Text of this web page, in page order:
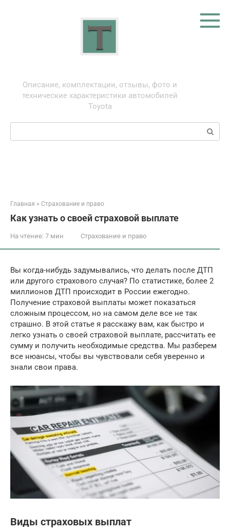
Описание, комплектации, отзывы, фото и
технические характеристики автомобилей
Toyota
Поиск:
Главная » Страхование и право
Как узнать о своей страховой выплате
На чтение: 7 мин Страхование и право
Вы когда-нибудь задумывались, что делать после ДТП
или другого страхового случая? По статистике, более 2
миллионов ДТП происходит в России ежегодно.
Получение страховой выплаты может показаться
сложным процессом, но на самом деле все не так
страшно. В этой статье я расскажу вам, как быстро и
легко узнать о своей страховой выплате, рассчитать ее
сумму и получить необходимые средства. Мы разберем
все нюансы, чтобы вы чувствовали себя уверенно и
знали свои права.
Виды страховых выплат